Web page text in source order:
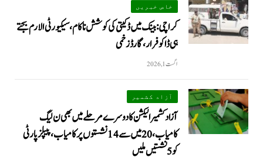
خاص خبریں
کراچی: بینک میں ڈکیتی کی کوشش ناکام، سیکیورٹی الارم بجتے
ہی ڈاکو فرار، گارڈ زخمی
اگست 1, 2026
آزاد کشمیر
آزاد کشمیر الیکشن کا دوسرے مرحلے میں بھی ن لیگ
کامیاب، 20 میں سے 14 نشستوں پر کامیاب، پیپلزپارٹی
کو 5 نشستیں ملیں